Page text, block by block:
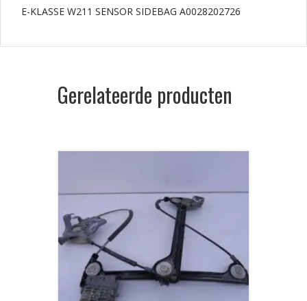
E-KLASSE W211 SENSOR SIDEBAG A0028202726
Gerelateerde producten